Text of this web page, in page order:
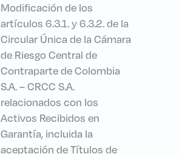
Modificación de los
artículos 6.3.1. y 6.3.2. de la
Circular Única de la Cámara
de Riesgo Central de
Contraparte de Colombia
S.A. – CRCC S.A.
relacionados con los
Activos Recibidos en
Garantía, incluida la
aceptación de Títulos de